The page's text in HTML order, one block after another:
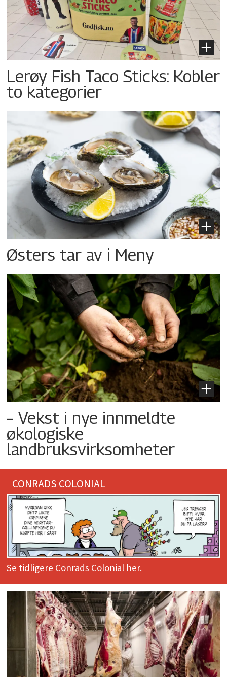
Lerøy Fish Taco Sticks: Kobler
to kategorier
Østers tar av i Meny
– Vekst i nye innmeldte
økologiske
landbruksvirksomheter
CONRADS COLONIAL
Se tidligere Conrads Colonial her.